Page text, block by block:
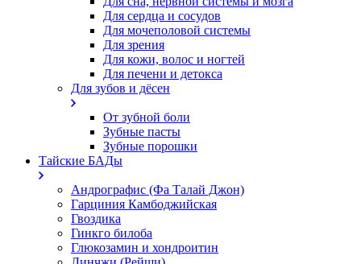
Для сердца и сосудов
Для мочеполовой системы
Для зрения
Для кожи, волос и ногтей
Для печени и детокса
Для зубов и дёсен
От зубной боли
Зубные пасты
Зубные порошки
Тайские БАДы
Андрографис (Фа Талай Джон)
Гарциния Камбоджийская
Гвоздика
Гинкго билоба
Глюкозамин и хондроитин